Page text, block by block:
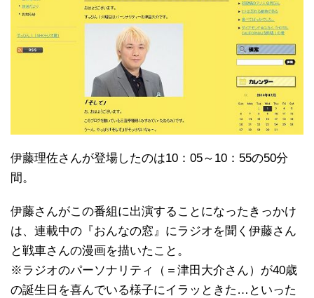
伊藤理佐さんが登場したのは10：05～10：55の50分
間。
伊藤さんがこの番組に出演することになったきっかけ
は、連載中の『おんなの窓』にラジオを聞く伊藤さん
と戦車さんの漫画を描いたこと。
※ラジオのパーソナリティ（＝津田大介さん）が40歳
の誕生日を喜んでいる様子にイラッときた…といった